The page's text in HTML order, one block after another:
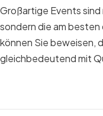
Großartige Events
sondern die am
können Sie beweisen,
gleichbedeutend mit